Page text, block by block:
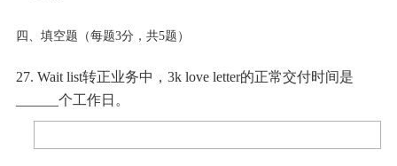
四、填空题（每题3分，共5题）
27. Wait list转正业务中，3k love letter的正常交付时间是
______个工作日。